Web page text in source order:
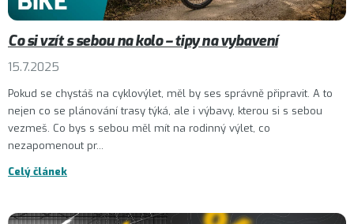
Co si vzít s sebou na kolo – tipy na vybavení
15.7.2025
Pokud se chystáš na cyklovýlet, měl by ses správně připravit. A to
nejen co se plánování trasy týká, ale i výbavy, kterou si s sebou
vezmeš. Co bys s sebou měl mít na rodinný výlet, co
nezapomenout pr...
Celý článek